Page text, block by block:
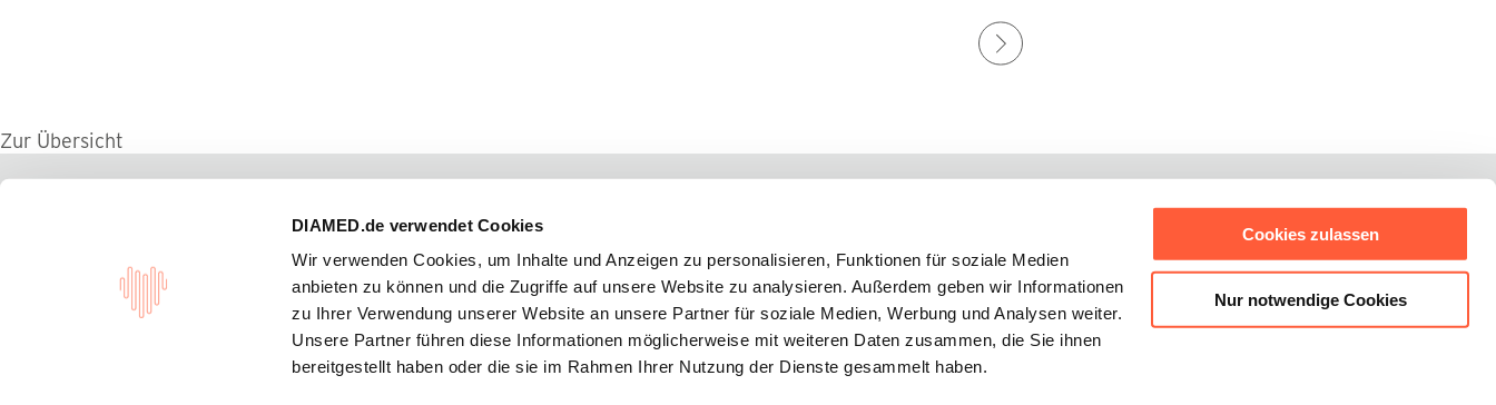
DIAMED.de verwendet Cookies
Wir verwenden Cookies, um Inhalte und Anzeigen zu personalisieren, Funktionen für soziale Medien
anbieten zu können und die Zugriffe auf unsere Website zu analysieren. Außerdem geben wir Informationen
zu Ihrer Verwendung unserer Website an unsere Partner für soziale Medien, Werbung und Analysen weiter.
Unsere Partner führen diese Informationen möglicherweise mit weiteren Daten zusammen, die Sie ihnen
bereitgestellt haben oder die sie im Rahmen Ihrer Nutzung der Dienste gesammelt haben.
Cookies zulassen
Nur notwendige Cookies
Zur Übersicht
Mit Herzblut und Verstand für das Leben
Navigation
überspringen
KONTAKT
VERANSTALTUNGEN
FOLGEN SIE UNS
Suchbegriffe